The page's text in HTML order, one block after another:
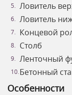
Ловитель
Ловитель
Концевой
Столб
Ленточный
Бетонный
Особенности